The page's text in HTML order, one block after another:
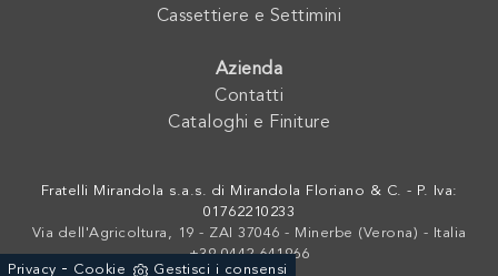
Cassettiere e Settimini
Azienda
Contatti
Cataloghi e Finiture
Fratelli Mirandola s.a.s. di Mirandola Floriano & C. - P. Iva:
01762210233
Via dell'Agricoltura, 19 - ZAI 37046 - Minerbe (Verona) - Italia
+39 0442-641966
Privacy - Cookie Gestisci i consensi